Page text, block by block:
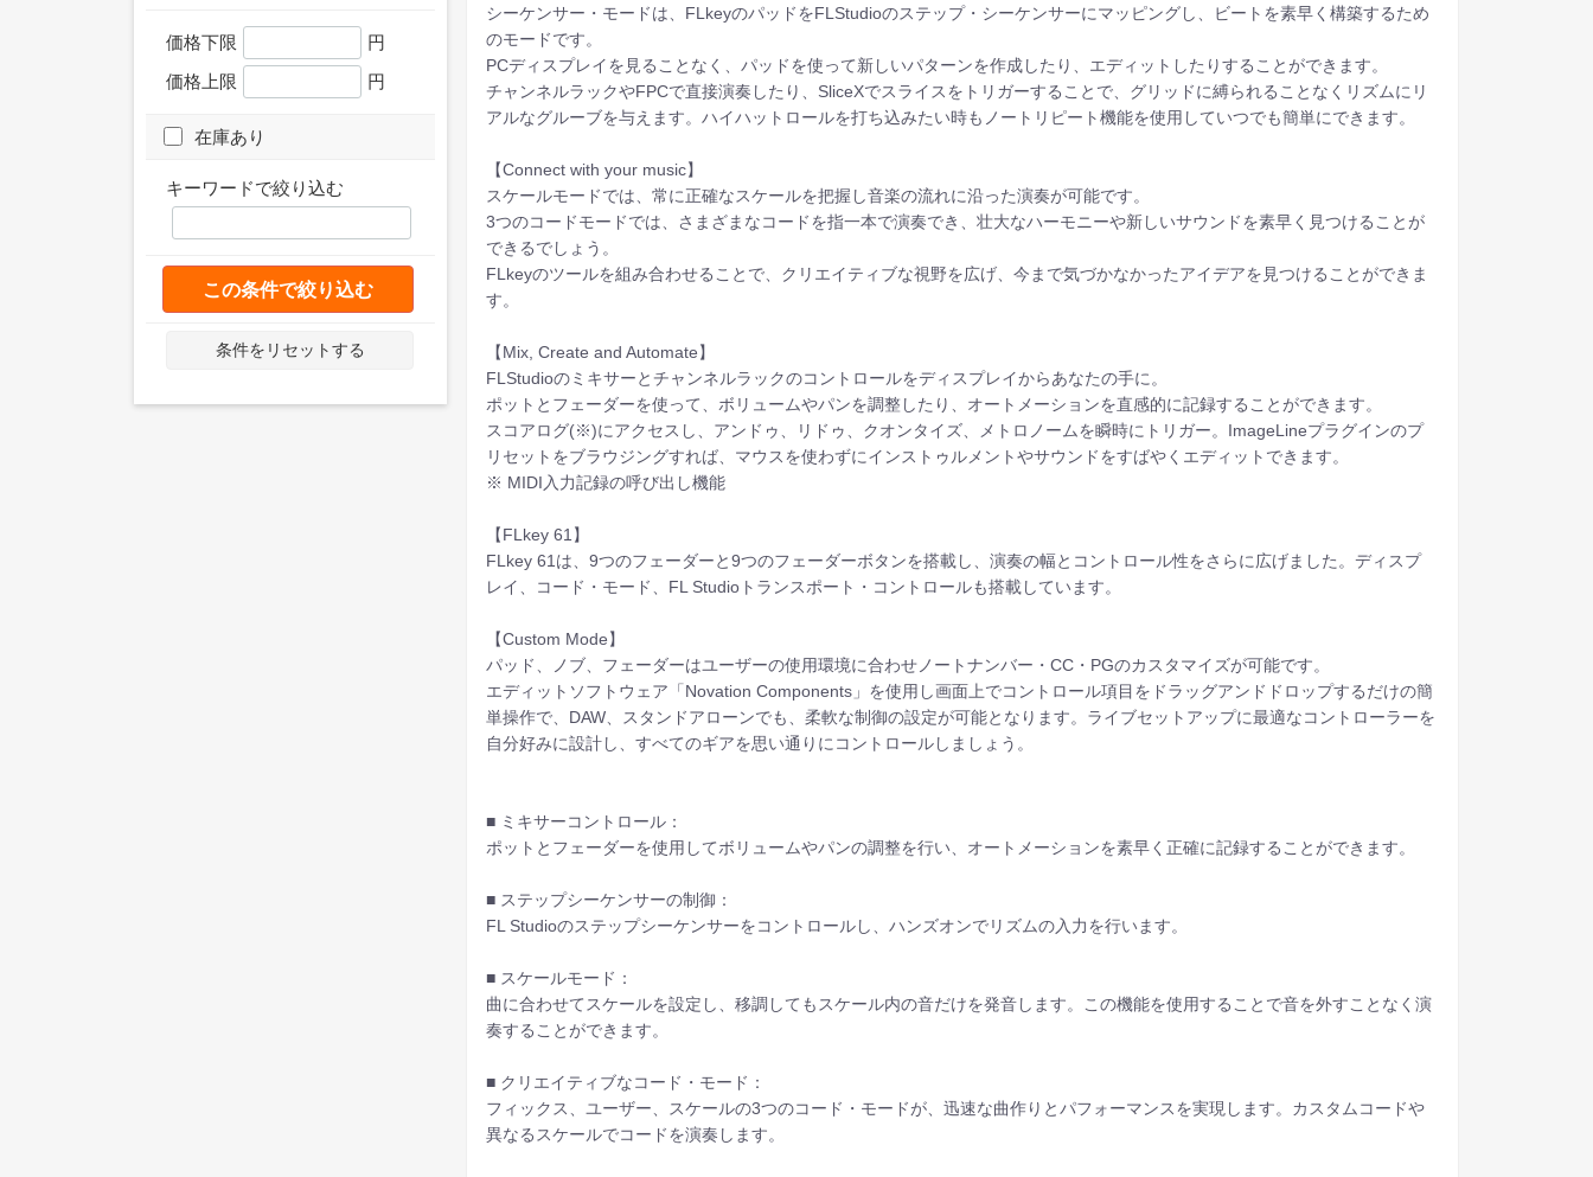
価格下限
円
価格上限
円
在庫あり
キーワードで絞り込む
この条件で絞り込む
条件をリセットする
シーケンサー・モードは、FLkeyのパッドをFLStudioのステップ・シーケンサーにマッピングし、ビートを素早く構築するため
のモードです。
PCディスプレイを見ることなく、パッドを使って新しいパターンを作成したり、エディットしたりすることができます。
チャンネルラックやFPCで直接演奏したり、SliceXでスライスをトリガーすることで、グリッドに縛られることなくリズムにリ
アルなグルーブを与えます。ハイハットロールを打ち込みたい時もノートリピート機能を使用していつでも簡単にできます。
【Connect with your music】
スケールモードでは、常に正確なスケールを把握し音楽の流れに沿った演奏が可能です。
3つのコードモードでは、さまざまなコードを指一本で演奏でき、壮大なハーモニーや新しいサウンドを素早く見つけることが
できるでしょう。
FLkeyのツールを組み合わせることで、クリエイティブな視野を広げ、今まで気づかなかったアイデアを見つけることができま
す。
【Mix, Create and Automate】
FLStudioのミキサーとチャンネルラックのコントロールをディスプレイからあなたの手に。
ポットとフェーダーを使って、ボリュームやパンを調整したり、オートメーションを直感的に記録することができます。
スコアログ(※)にアクセスし、アンドゥ、リドゥ、クオンタイズ、メトロノームを瞬時にトリガー。ImageLineプラグインのプ
リセットをブラウジングすれば、マウスを使わずにインストゥルメントやサウンドをすばやくエディットできます。
※ MIDI入力記録の呼び出し機能
【FLkey 61】
FLkey 61は、9つのフェーダーと9つのフェーダーボタンを搭載し、演奏の幅とコントロール性をさらに広げました。ディスプ
レイ、コード・モード、FL Studioトランスポート・コントロールも搭載しています。
【Custom Mode】
パッド、ノブ、フェーダーはユーザーの使用環境に合わせノートナンバー・CC・PGのカスタマイズが可能です。
エディットソフトウェア「Novation Components」を使用し画面上でコントロール項目をドラッグアンドドロップするだけの簡
単操作で、DAW、スタンドアローンでも、柔軟な制御の設定が可能となります。ライブセットアップに最適なコントローラーを
自分好みに設計し、すべてのギアを思い通りにコントロールしましょう。
■ ミキサーコントロール：
ポットとフェーダーを使用してボリュームやパンの調整を行い、オートメーションを素早く正確に記録することができます。
■ ステップシーケンサーの制御：
FL Studioのステップシーケンサーをコントロールし、ハンズオンでリズムの入力を行います。
■ スケールモード：
曲に合わせてスケールを設定し、移調してもスケール内の音だけを発音します。この機能を使用することで音を外すことなく演
奏することができます。
■ クリエイティブなコード・モード：
フィックス、ユーザー、スケールの3つのコード・モードが、迅速な曲作りとパフォーマンスを実現します。カスタムコードや
異なるスケールでコードを演奏します。